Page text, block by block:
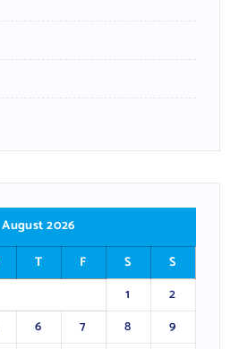
August 2026
T F S
S
1
2
6 7 8
9